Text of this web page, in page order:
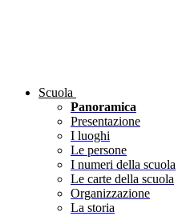
Scuola
Panoramica
Presentazione
I luoghi
Le persone
I numeri della scuola
Le carte della scuola
Organizzazione
La storia